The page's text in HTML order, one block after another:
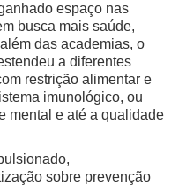
espaço nas
busca mais saúde,
das academias, o
a diferentes
restrição alimentar e
imunológico, ou
mental e até a qualidade
sobre prevenção